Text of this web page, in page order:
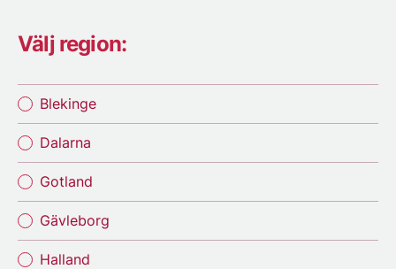
Välj region:
Blekinge
Dalarna
Gotland
Gävleborg
Halland